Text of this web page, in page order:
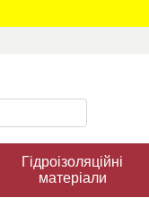
Гідроізоляційні
матеріали